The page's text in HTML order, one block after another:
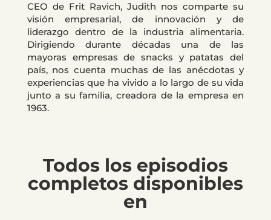
CEO de Frit Ravich, Judith nos comparte su
visión empresarial, de innovación y de
liderazgo dentro de la industria alimentaria.
Dirigiendo durante décadas una de las
mayoras empresas de snacks y patatas del
país, nos cuenta muchas de las anécdotas y
experiencias que ha vivido a lo largo de su vida
junto a su familia, creadora de la empresa en
1963.
Todos los episodios
completos disponibles
en